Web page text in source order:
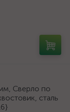
Сверло по
сталь